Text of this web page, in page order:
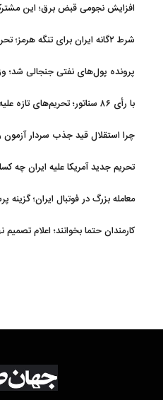
افزایش نجومی قبض برق؛ این
شرط ۲گانه ایران برای تنگه هرمز؛ تحریم‌ها و غرامت به معادله برگشتند
پرونده پول‌های نفتی جنجالی شد؛
با رأی ۸۶ سناتور؛ تحریم‌های تازه علیه ایران کلید خورد
چرا استقلال قید جذب سردار آزمون
تحریم جدید آمریکا علیه ایران چه
معامله بزرگ در فوتبال ایران؛
کارمندان حتما بخوانند؛ اعلام